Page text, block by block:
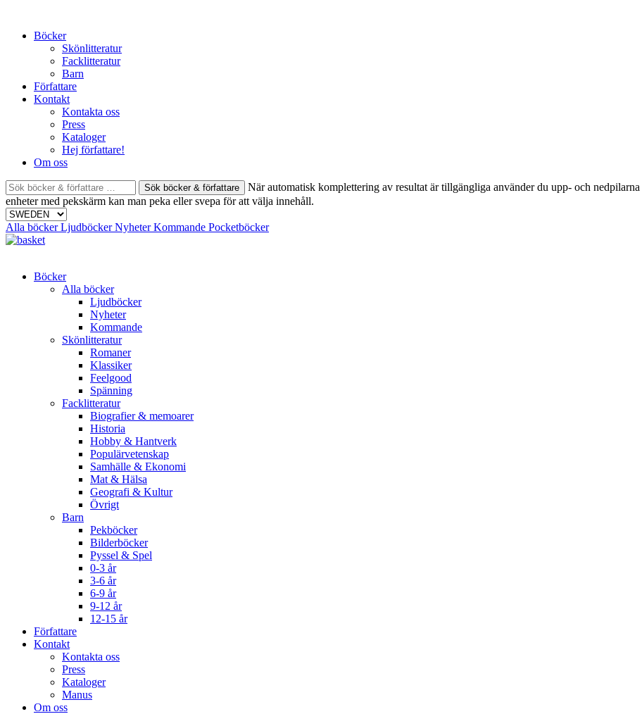
contentBöcker
Skönlitteratur
Facklitteratur
Barn
Författare
Kontakt
Kontakta oss
Press
Kataloger
Hej författare!
Om oss
Sök
böcker
&
författare
efter:
När automatisk komplettering av resultat är tillgängliga använder du upp- och
enheter med pekskärm kan man peka eller svepa för att välja innehåll.
Alla böckerLjudböckerNyheterKommande Pocketböcker
Böcker
Alla böcker
Ljudböcker
Nyheter
Kommande
Skönlitteratur
Romaner
Klassiker
Feelgood
Spänning
Facklitteratur
Biografier & memoarer
Historia
Hobby & Hantverk
Populärvetenskap
Samhälle & Ekonomi
Mat & Hälsa
Geografi & Kultur
Övrigt
Barn
Pekböcker
Bilderböcker
Pyssel & Spel
0-3 år
3-6 år
6-9 år
9-12 år
12-15 år
Författare
Kontakt
Kontakta oss
Press
Kataloger
Manus
Om oss